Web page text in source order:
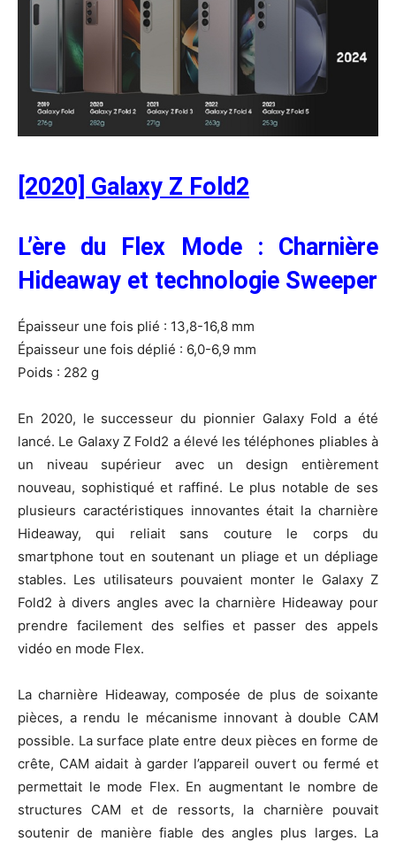
[2020] Galaxy Z Fold2
L’ère du Flex Mode : Charnière
Hideaway et technologie Sweeper
Épaisseur une fois plié : 13,8-16,8 mm
Épaisseur une fois déplié : 6,0-6,9 mm
Poids : 282 g
En 2020, le successeur du pionnier Galaxy Fold a été
lancé. Le Galaxy Z Fold2 a élevé les téléphones pliables à
un niveau supérieur avec un design entièrement
nouveau, sophistiqué et raffiné. Le plus notable de ses
plusieurs caractéristiques innovantes était la charnière
Hideaway, qui reliait sans couture le corps du
smartphone tout en soutenant un pliage et un dépliage
stables. Les utilisateurs pouvaient monter le Galaxy Z
Fold2 à divers angles avec la charnière Hideaway pour
prendre facilement des selfies et passer des appels
vidéo en mode Flex.
La charnière Hideaway, composée de plus de soixante
pièces, a rendu le mécanisme innovant à double CAM
possible. La surface plate entre deux pièces en forme de
crête, CAM aidait à garder l’appareil ouvert ou fermé et
permettait le mode Flex. En augmentant le nombre de
structures CAM et de ressorts, la charnière pouvait
soutenir de manière fiable des angles plus larges. La